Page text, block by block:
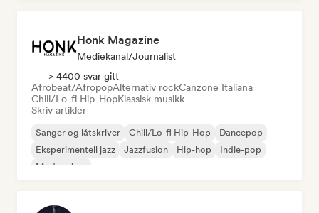
Honk Magazine
Mediekanal/journalist
> 4400 svar gitt
Afrobeat/AfropopAlternativ rockCanzone Italiana
Chill/Lo-fi Hip-HopKlassisk musikk
Skriv artikler
Sanger og låtskriver Chill/Lo-fi Hip-Hop
Dancepop
Eksperimentell jazz
Jazzfusion Hip-hop
Indie-pop
Modern jazz